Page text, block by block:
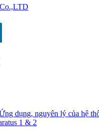
dụng, nguyên lý của hệ
1 & 2